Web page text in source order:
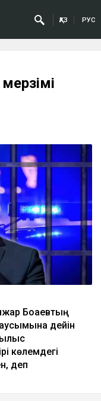
ҚАЗ РУС
Боқаевтың
дейін
көлемдегі
деп